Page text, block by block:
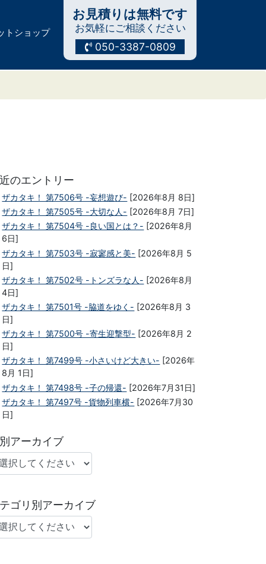
トショップ
お見積りは無料です
お気軽にご相談ください
050-3387-0809
のエントリー
ザカタキ！ 第7506号 -妄想遊び- [2026年8月 8日]
ザカタキ！ 第7505号 -大切な人- [2026年8月 7日]
ザカタキ！ 第7504号 -良い国とは？- [2026年8月
6日]
ザカタキ！ 第7503号 -寂寥感と美- [2026年8月 5
日]
ザカタキ！ 第7502号 -トンズラな人- [2026年8月
4日]
ザカタキ！ 第7501号 -脇道をゆく- [2026年8月 3
日]
ザカタキ！ 第7500号 -寄生迎撃型- [2026年8月 2
日]
ザカタキ！ 第7499号 -小さいけど大きい- [2026年
8月 1日]
ザカタキ！ 第7498号 -子の帰還- [2026年7月31日]
ザカタキ！ 第7497号 -貨物列車横- [2026年7月30
日]
アーカイブ
ゴリ別アーカイブ